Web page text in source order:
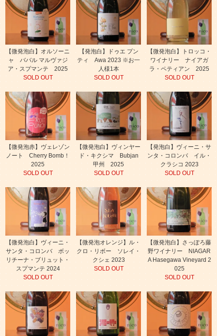
【微発泡白】オルソーニ
ャ ババル マルヴァジ
ア・スプマンテ 2025
SOLD OUT
【発泡白】ドゥエ プン
ティ Awa 2023 ※お一
人様1本
SOLD OUT
【微発泡白】トロッコ・
ワイナリー ナイアガ
ラ・ペティアン 2025
SOLD OUT
【微発泡赤】ヴェレゾン
ノート Cherry Bomb！
2025
SOLD OUT
【微発泡白】ヴィンヤー
ド・キクシマ Bubjan
甲州 2025
SOLD OUT
【発泡白】ヴィーニ・サ
ンタ・コロンバ イル・
クラシコ 2023
SOLD OUT
【微発泡白】ヴィーニ・
サンタ・コロンバ ボッ
リチーナ・ブリュット・
スプマンテ 2024
SOLD OUT
【微発泡オレンジ】ル・
クロ・リボー ソレイ・
クシェ 2023
SOLD OUT
【微発泡白】さっぽろ藤
野ワイナリー NIAGAR
A Hasegawa Vineyard 2
025
SOLD OUT